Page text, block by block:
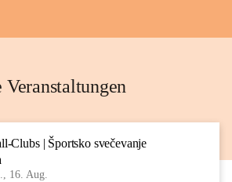
Clubs | Športsko svečevanje
16. Aug.